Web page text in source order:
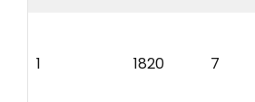
1 1820 7